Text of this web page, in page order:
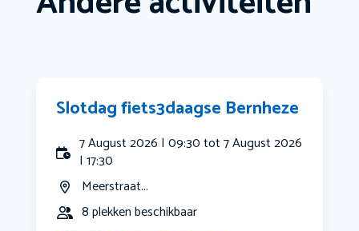
Slotdag fiets3daagse Bernheze
7 August 2026 | 09:30 tot 7 August 2026
| 17:30
Meerstraat...
8 plekken beschikbaar